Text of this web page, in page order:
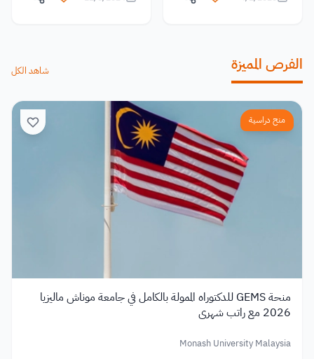
الفرص المميزة شاهد الكل
منح دراسية
منحة GEMS للدكتوراه الممولة بالكامل في جامعة موناش ماليزيا
2026 مع راتب شهري
Monash University Malaysia